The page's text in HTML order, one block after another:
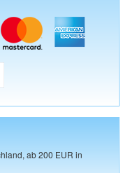
ab 200 EUR in